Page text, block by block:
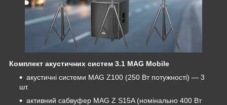
Комплект акустичних систем 3.1 MAG Mobile
акустичні системи MAG Z100 (250 Вт потужності) ― 3
шт.
активний сабвуфер MAG Z S15A (номінально 400 Вт